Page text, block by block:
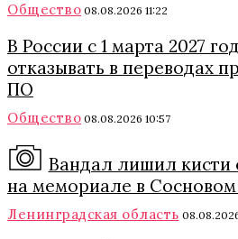
Общество 08.08.2026 11:22
В России с 1 марта 2027
отказывать в переводах
ПО
Общество 08.08.2026 10:57
Вандал лишил кисти
на мемориале в
Ленинградская область